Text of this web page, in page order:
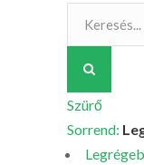
Szürő
Sorrend: